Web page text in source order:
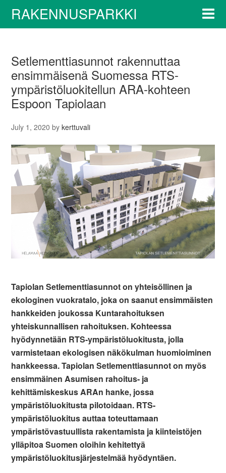
RAKENNUSPARKKI
Setlementtiasunnot rakennuttaa
ensimmäisenä Suomessa RTS-
ympäristöluokitellun ARA-kohteen
Espoon Tapiolaan
July 1, 2020 bykerttuvali
Tapiolan Setlementtiasunnot on yhteisöllinen ja
ekologinen vuokratalo, joka on saanut ensimmäisten
hankkeiden joukossa Kuntarahoituksen
yhteiskunnallisen rahoituksen. Kohteessa
hyödynnetään RTS-ympäristöluokitusta, jolla
varmistetaan ekologisen näkökulman huomioiminen
hankkeessa. Tapiolan Setlementtiasunnot on myös
ensimmäinen Asumisen rahoitus- ja
kehittämiskeskus ARAn hanke, jossa
ympäristöluokitusta pilotoidaan. RTS-
ympäristöluokitus auttaa toteuttamaan
ympäristövastuullista rakentamista ja kiinteistöjen
ylläpitoa Suomen oloihin kehitettyä
ympäristöluokitusjärjestelmää hyödyntäen.